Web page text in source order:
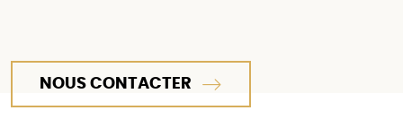
NOUS CONTACTER